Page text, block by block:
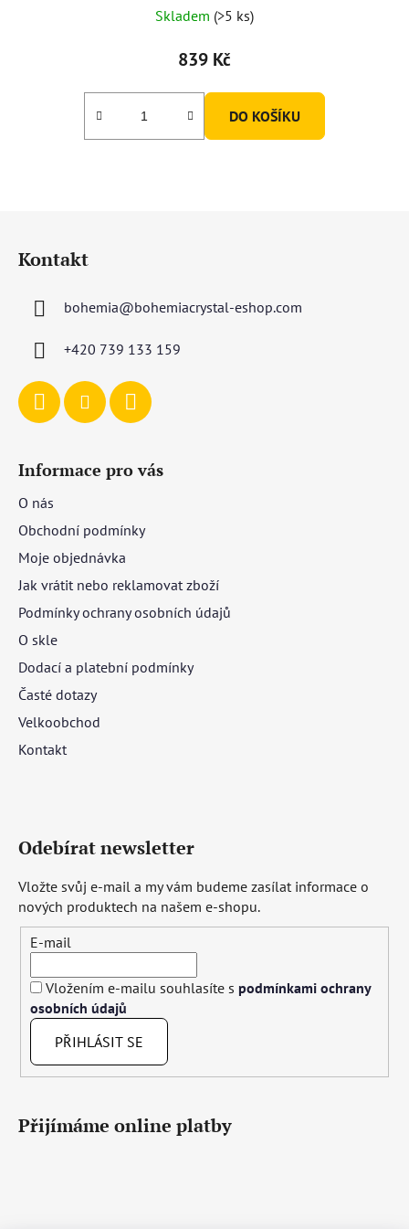
Skladem (>5 ks)
839 Kč
DO KOŠÍKU
Kontakt
bohemia@bohemiacrystal-eshop.com
+420 739 133 159
Informace pro vás
O nás
Obchodní podmínky
Moje objednávka
Jak vrátit nebo reklamovat zboží
Podmínky ochrany osobních údajů
O skle
Dodací a platební podmínky
Časté dotazy
Velkoobchod
Kontakt
Odebírat newsletter
Vložte svůj e-mail a my vám budeme zasílat informace o
nových produktech na našem e-shopu.
E-mail
Vložením e-mailu souhlasíte s podmínkami ochrany
osobních údajů
PŘIHLÁSIT SE
Přijímáme online platby